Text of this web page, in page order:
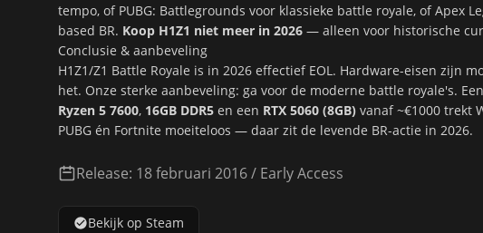
tempo, of PUBG: Battlegrounds voor klassieke battle royale, ofApex
based BR. Koop H1Z1 niet meer in 2026 — alleen voor historische
Conclusie & aanbeveling
H1Z1/Z1 Battle Royale is in 2026 effectief EOL. Hardware-eisen zijn
het. Onze sterke aanbeveling: ga voor de moderne battle royale's.
Ryzen 5 7600, 16GB DDR5 en een RTX 5060 (8GB) vanaf ~€1000 trekt
PUBG én Fortnite moeiteloos — daar zit de levende BR-actie in 2026.
Release: 18 februari 2016 / Early Access
Bekijk op Steam